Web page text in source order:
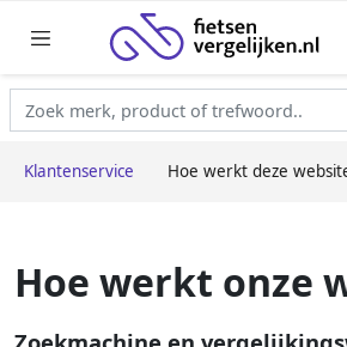
Klantenservice Hoe werkt deze
Hoe werkt onze